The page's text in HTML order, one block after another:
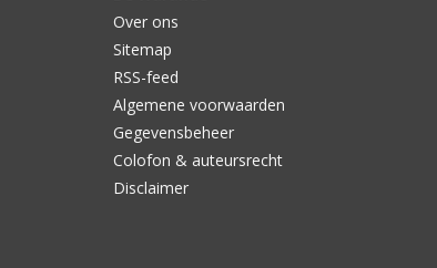
Over ons
Sitemap
RSS-feed
Algemene voorwaarden
Gegevensbeheer
Colofon & auteursrecht
Disclaimer